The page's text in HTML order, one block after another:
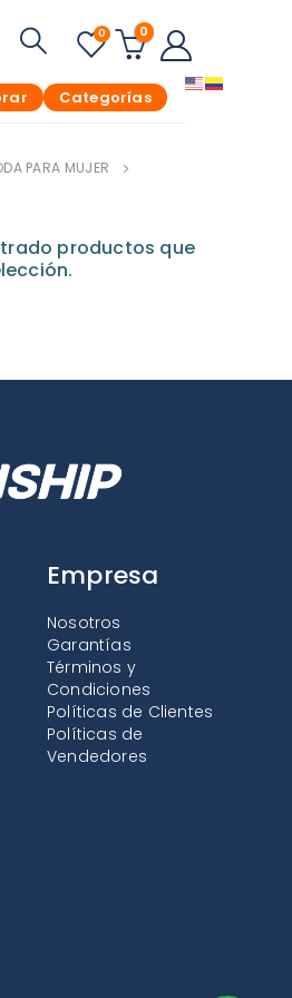
0 0
Categorías
PARA MUJER
productos que
Empresa
Nosotros
Garantías
Términos y
Condiciones
Políticas de Clientes
Políticas de
Vendedores